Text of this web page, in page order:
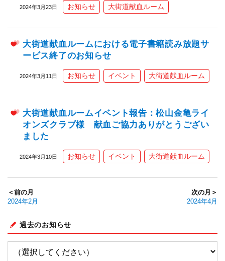
2024年3月23日 お知らせ 大街道献血ルーム
大街道献血ルームにおける電子書籍読み放題サ
ービス終了のお知らせ
2024年3月11日 お知らせ イベント 大街道献血ルーム
大街道献血ルームイベント報告：松山金亀ライ
オンズクラブ様 献血ご協力ありがとうござい
ました
2024年3月10日 お知らせ イベント 大街道献血ルーム
＜前の月
2024年2月
次の月＞
2024年4月
過去のお知らせ